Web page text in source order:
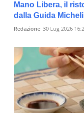
Mano Libera, il
dalla Guida
Redazione 30 Lug 2026